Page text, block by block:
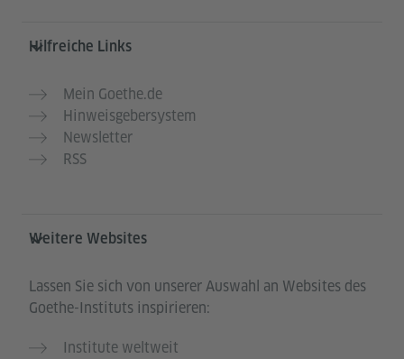
Hilfreiche Links
Mein Goethe.de
Hinweisgebersystem
Newsletter
RSS
Weitere Websites
Lassen Sie sich von unserer Auswahl an Websites des
Goethe-Instituts inspirieren:
Institute weltweit